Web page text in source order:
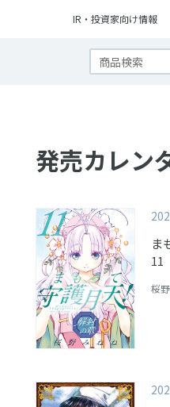
IR・投資家向け情報
発売カレン
ま
11
桜